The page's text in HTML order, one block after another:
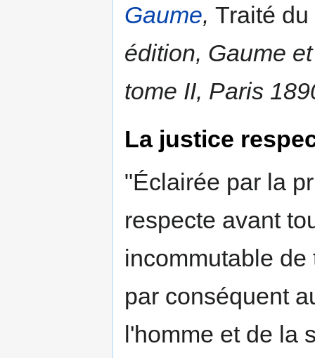
Gaume, Traité
édition, Gaume
tome II, Paris
La justice
"Éclairée par la
respecte avant
incommutable
par conséquent
l'homme et de la